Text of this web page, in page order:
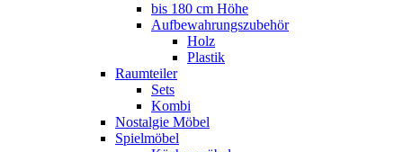
bis 180 cm Höhe
Aufbewahrungszubehör
Holz
Plastik
Raumteiler
Sets
Kombi
Nostalgie Möbel
Spielmöbel